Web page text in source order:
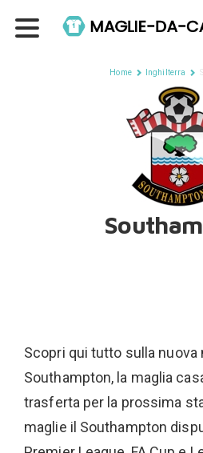
Home Inghilterra
Scopri qui tutto sulla nuova
Southampton, la maglia
trasferta per la prossima
maglie il Southampton